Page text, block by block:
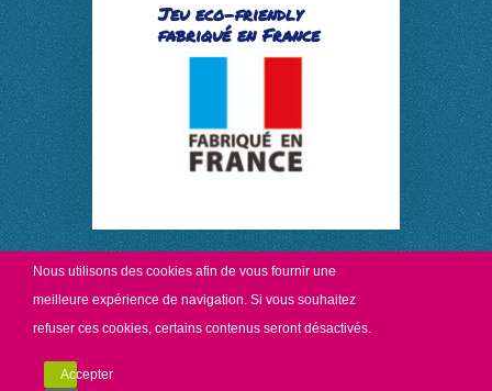
Jeu eco-friendly
fabriqué en France
Copyright Récréadim.Mentions légales//Politique de
Nous utilisons des cookies afin de vous fournir une
meilleure expérience de navigation. Si vous souhaitez
refuser ces cookies, certains contenus seront désactivés.
Accepter